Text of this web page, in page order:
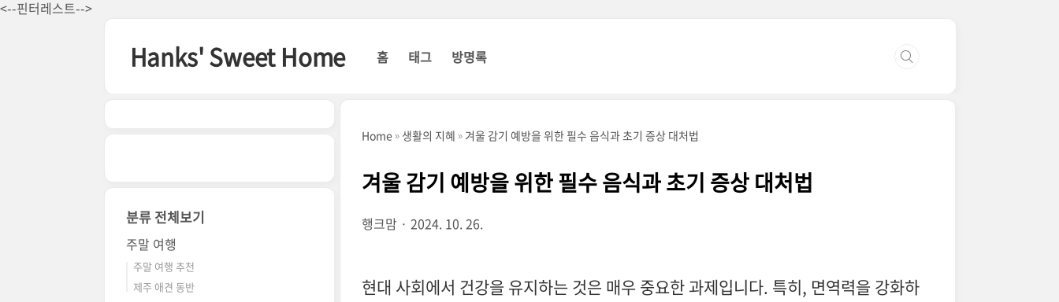
<--핀터레스트-->
본문 바로가기
Hanks' Sweet Home 홈 태그 방명록
Home 생활의 지혜 겨울 감기 예방을 위한 필수 음식과 초기 증상 대처법
겨울 감기 예방을 위한 필수 음식과 초기 증상 대처법
행크맘 2024. 10. 26.
현대 사회에서 건강을 유지하는 것은 매우 중요한 과제입니다. 특히, 면역력을 강화하
분류 전체보기
주말 여행
주말 여행 추천
제주 애견 동반